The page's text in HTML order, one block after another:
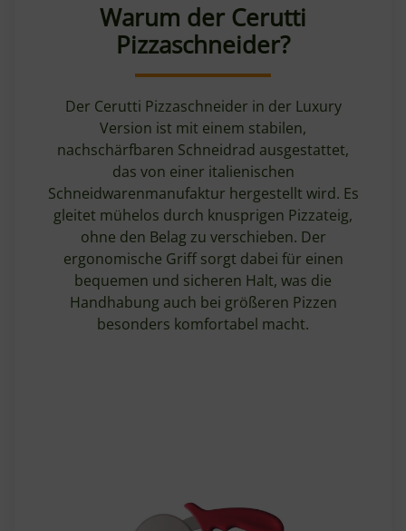
Warum der Cerutti
Pizzaschneider?
Der Cerutti Pizzaschneider in der Luxury
Version ist mit einem stabilen,
nachschärfbaren Schneidrad ausgestattet,
das von einer italienischen
Schneidwarenmanufaktur hergestellt wird. Es
gleitet mühelos durch knusprigen Pizzateig,
ohne den Belag zu verschieben. Der
ergonomische Griff sorgt dabei für einen
bequemen und sicheren Halt, was die
Handhabung auch bei größeren Pizzen
besonders komfortabel macht.